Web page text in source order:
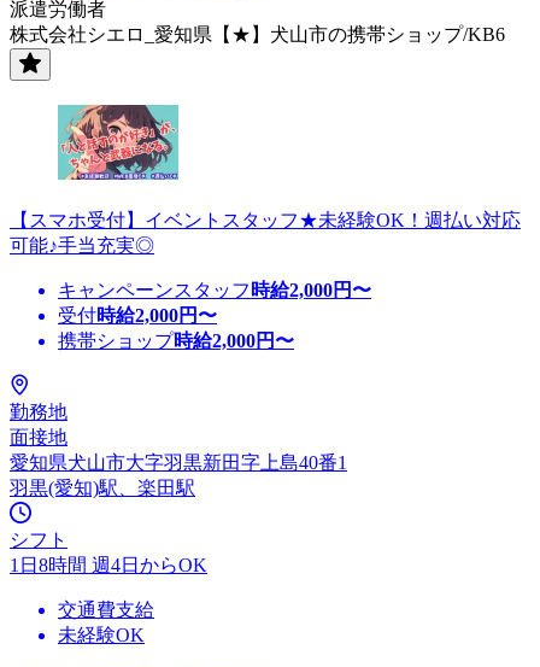
派遣労働者
株式会社シエロ_愛知県【★】犬山市の携帯ショップ/KB6
【スマホ受付】イベントスタッフ★未経験OK！週払い対応
可能♪手当充実◎
キャンペーンスタッフ 時給2,000円〜
受付時給2,000円〜
携帯ショップ時給2,000円〜
勤務地
面接地
愛知県犬山市大字羽黒新田字上島40番1
羽黒(愛知)駅、楽田駅
シフト
1日8時間 週4日からOK
交通費支給
未経験OK